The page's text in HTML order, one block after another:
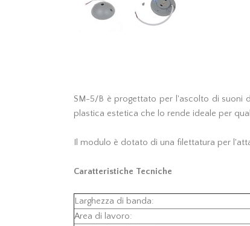
SM-5/B è progettato per l'ascolto di suoni
plastica estetica che lo rende ideale per
Il modulo è dotato di una filettatura per
Caratteristiche Tecniche
Larghezza di banda:
Area di lavoro: